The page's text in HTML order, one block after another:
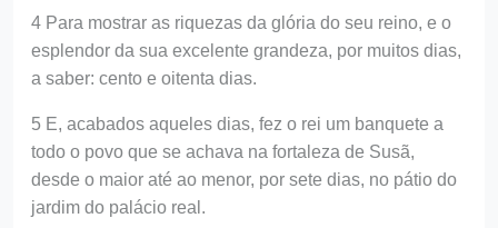
4 Para mostrar as riquezas da glória do seu reino, e o
esplendor da sua excelente grandeza, por muitos dias,
a saber: cento e oitenta dias.
5 E, acabados aqueles dias, fez o rei um banquete a
todo o povo que se achava na fortaleza de Susã,
desde o maior até ao menor, por sete dias, no pátio do
jardim do palácio real.